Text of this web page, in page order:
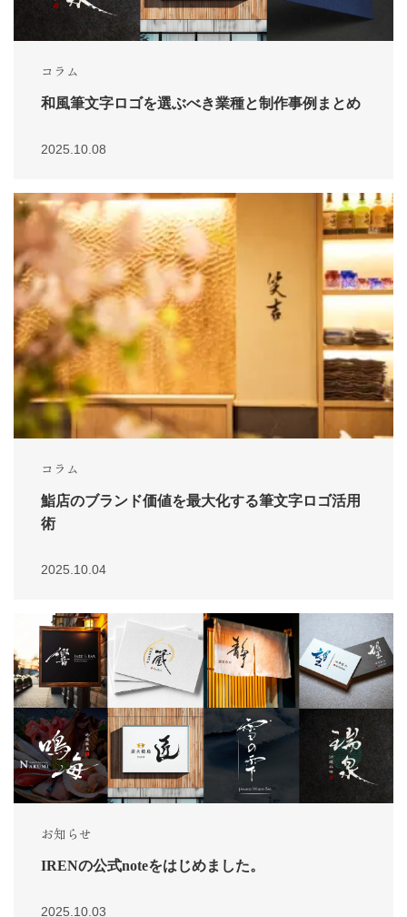
コラム
和風筆文字ロゴを選ぶべき業種と制作事例まとめ
2025.10.08
コラム
鮨店のブランド価値を最大化する筆文字ロゴ活用
術
2025.10.04
お知らせ
IRENの公式noteをはじめました。
2025.10.03